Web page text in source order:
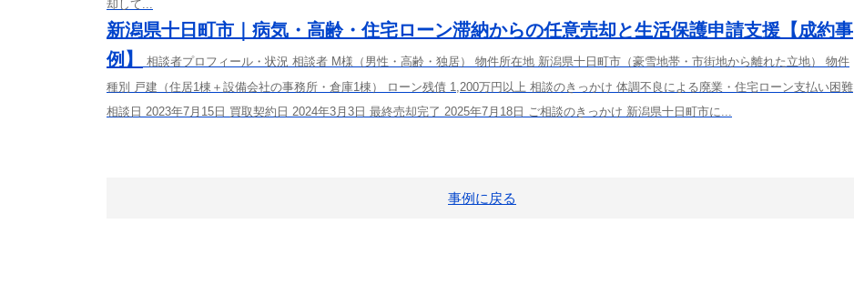
却して...
新潟県十日町市｜病気・高齢・住宅ローン滞納からの任意売却と生活保護申請支援【成約事
例】
相談者プロフィール・状況 相談者 M様（男性・高齢・独居） 物件所在地 新潟県十日町市（豪雪地帯・市街地から離れた立地） 物件
種別 戸建（住居1棟＋設備会社の事務所・倉庫1棟） ローン残債 1,200万円以上 相談のきっかけ 体調不良による廃業・住宅ローン支払い困難
相談日 2023年7月15日 買取契約日 2024年3月3日 最終売却完了 2025年7月18日 ご相談のきっかけ 新潟県十日町市に...
事例に戻る